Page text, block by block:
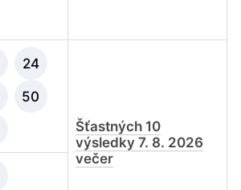
24
50
Šťastných 10
výsledky 7. 8. 2026
večer